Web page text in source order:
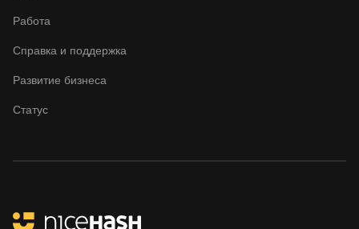
Работа
Справка и поддержка
Развитие бизнеса
Статус